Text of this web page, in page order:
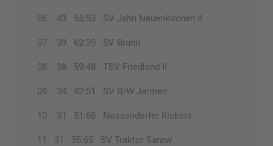
06. 43 55:53 SV Jahn Neuenkirchen II
07. 39 62:39 SV Brunn
08. 38 59:48 TSV Friedland II
09. 34 42:51 SV B/W Jarmen
10. 31 51:68 Nossendorfer Kickers
11. 31 35:65 SV Traktor Sarow